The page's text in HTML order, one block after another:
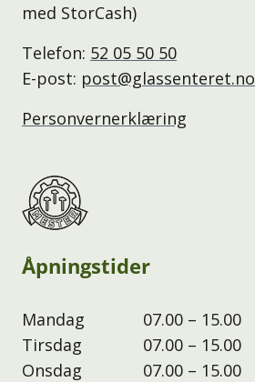
med StorCash)
Telefon: 52 05 50 50
E-post: post@glassenteret.no
Personvernerklæring
Åpningstider
Mandag
07.00 – 15.00
Tirsdag
07.00 – 15.00
Onsdag
07.00 – 15.00